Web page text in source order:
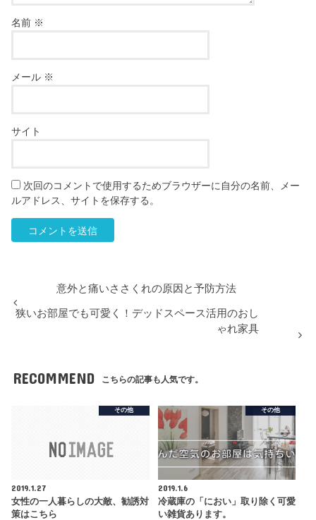
名前 ※
メール ※
サイト
次回のコメントで使用するためブラウザーに自分の名前、メー
ルアドレス、サイトを保存する。
意外と痛いささくれの原因と予防方法
狭いお部屋でも可愛く！デッドスペース活用のおし
ゃれ家具
RECOMMEND こちらの記事も人気です。
その他
2019.1.27
女性の一人暮らしの大敵、勧誘対
策はこちら
その他
2019.1.6
冷蔵庫の「におい」取り除く可愛
い雑貨あります。